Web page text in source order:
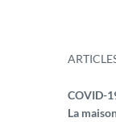
COVID-
La